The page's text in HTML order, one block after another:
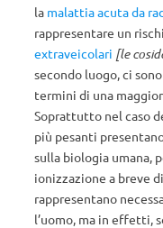
la malattia acuta da
rappresentare un
extraveicolari [le
secondo luogo, ci
termini di una
Soprattutto nel caso
più pesanti
sulla biologia umana,
ionizzazione a breve
rappresentano
l’uomo, ma in effetti,